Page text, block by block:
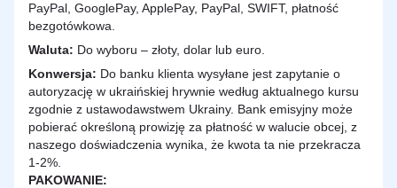
PayPal, GooglePay, ApplePay, PayPal, SWIFT, płatność
bezgotówkowa.
Waluta: Do wyboru – złoty, dolar lub euro.
Konwersja: Do banku klienta wysyłane jest zapytanie o
autoryzację w ukraińskiej hrywnie według aktualnego kursu
zgodnie z ustawodawstwem Ukrainy. Bank emisyjny może
pobierać określoną prowizję za płatność w walucie obcej, z
naszego doświadczenia wynika, że kwota ta nie przekracza
1-2%.
PAKOWANIE: